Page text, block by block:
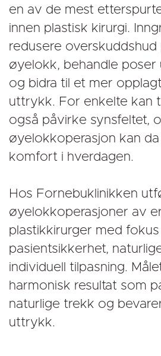
en av de mest
innen plastisk kirurgi.
redusere overskuddshud
øyelokk, behandle poser
og bidra til et mer
uttrykk. For enkelte kan
også påvirke synsfeltet,
øyelokkoperasjon kan
komfort i hverdagen.
Hos Fornebuklinikken
øyelokkoperasjoner av
plastikkirurger med fokus
pasientsikkerhet,
individuell tilpasning.
harmonisk resultat som
naturlige trekk og
uttrykk.